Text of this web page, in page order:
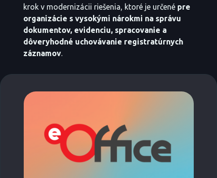
krok v modernizácii riešenia, ktoré je určené pre
organizácie s vysokými nárokmi na správu
dokumentov, evidenciu, spracovanie a
dôveryhodné uchovávanie registratúrnych
záznamov.